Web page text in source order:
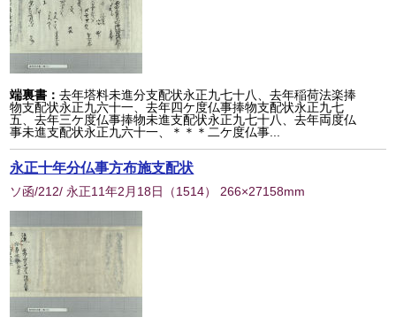
端裏書：去年塔料未進分支配状永正九七十八、去年稲荷法楽捧
物支配状永正九六十一、去年四ケ度仏事捧物支配状永正九七
五、去年三ケ度仏事捧物未進支配状永正九七十八、去年両度仏
事未進支配状永正九六十一、＊＊＊二ケ度仏事...
永正十年分仏事方布施支配状
ソ函/212/ 永正11年2月18日 （1514） 266×27158mm